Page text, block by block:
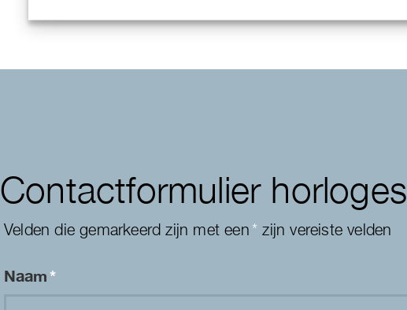
Contactformulier horloges
Velden die gemarkeerd zijn met een* zijn vereiste velden
Naam*